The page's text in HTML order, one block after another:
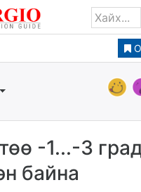
-1...-3
байна